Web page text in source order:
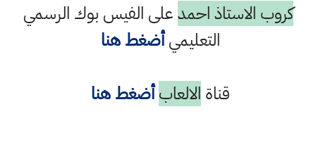
كروب الاستاذ احمدعلى الفيس بوك الرسمي
التعليميأضغط هنا
قناة الالعاب أضغط هنا